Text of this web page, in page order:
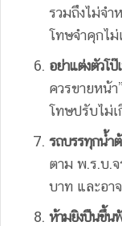
รวมถึงไม่จ
โทษจำคุกไ
อย่าแต่งตัวโป๊
ควรขายหน้
โทษปรับไม่
รถบรรทุกน้ำ
ตาม พ.ร.บ.
บาท และอา
ห้ามยิงปืนขึ้น